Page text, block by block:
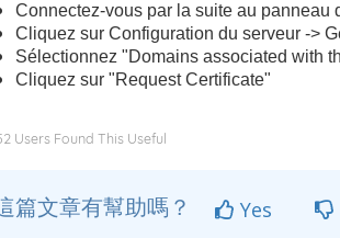
Connectez-vous par la suite au panneau
Cliquez sur Configuration du serveur ->
Sélectionnez "Domains associated with
Cliquez sur "Request Certificate"
Users Found This Useful
篇文章有幫助嗎？ Yes